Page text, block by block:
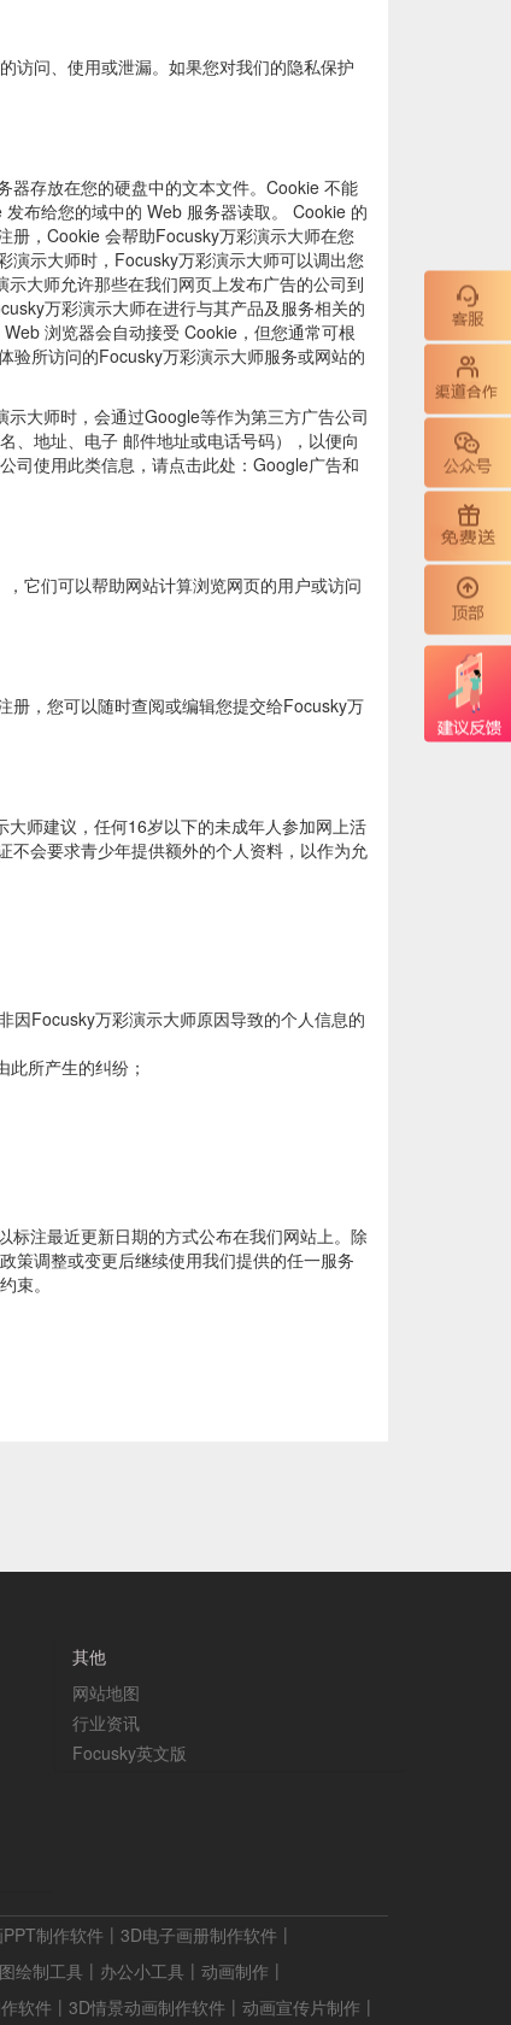
访问、使用或泄漏。如果您对我们的隐私保护
器存放在您的硬盘中的文本文件。Cookie 不能
布给您的域中的 Web 服务器读取。 Cookie 的
册，Cookie 会帮助Focusky万彩演示大师在您
演示大师时，Focusky万彩演示大师可以调出您
大师允许那些在我们网页上发布广告的公司到
万彩演示大师在进行与其产品及服务相关的
浏览器会自动接受 Cookie，但您通常可根
验所访问的Focusky万彩演示大师服务或网站的
大师时，会通过Google等作为第三方广告公司
、地址、电子 邮件地址或电话号码），以便向
司使用此类信息，请点击此处：Google广告和
它们可以帮助网站计算浏览网页的用户或访问
册，您可以随时查阅或编辑您提交给Focusky万
师建议，任何16岁以下的未成年人参加网上活
不会要求青少年提供额外的个人资料，以作为允
因Focusky万彩演示大师原因导致的个人信息的
所产生的纠纷；
标注最近更新日期的方式公布在我们网站上。除
策调整或变更后继续使用我们提供的任一服务
束。
其他
网站地图
行业资讯
Focusky英文版
制作软件
3D电子画册制作软件
绘制工具 办公小工具
动画制作
软件 3D情景动画制作软件 动画宣传片制作